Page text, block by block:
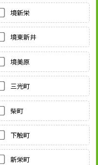
境新栄
境東新井
境美原
三光町
柴町
下触町
新栄町